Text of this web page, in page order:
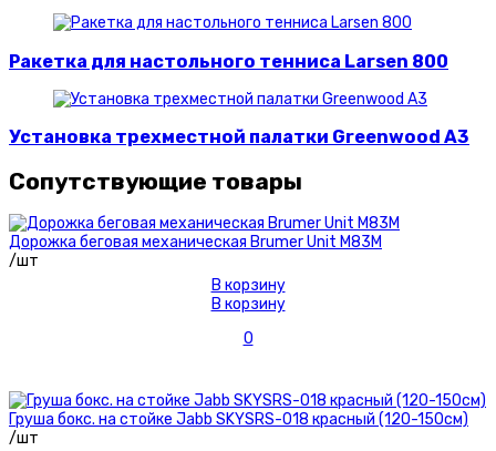
Ракетка для настольного тенниса Larsen 800
Установка трехместной палатки Greenwood A3
Сопутствующие товары
Дорожка беговая механическая Brumer Unit M83M
/шт
В корзину
В корзину
0
Груша бокс. на стойке Jabb SKYSRS-018 красный (120-150см)
/шт